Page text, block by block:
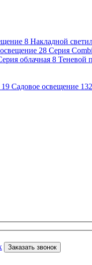
8 Накладной
28 Серия
облачная 8 Теневой
19 Садовое освещение 132